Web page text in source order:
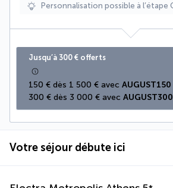
Personnalisation possible à l’étape
Jusqu’à 300 € offerts
150 € dès 1 500 € avec AUGUST150
300 € dès 3 000 € avec AUGUST300
Votre séjour débute ici